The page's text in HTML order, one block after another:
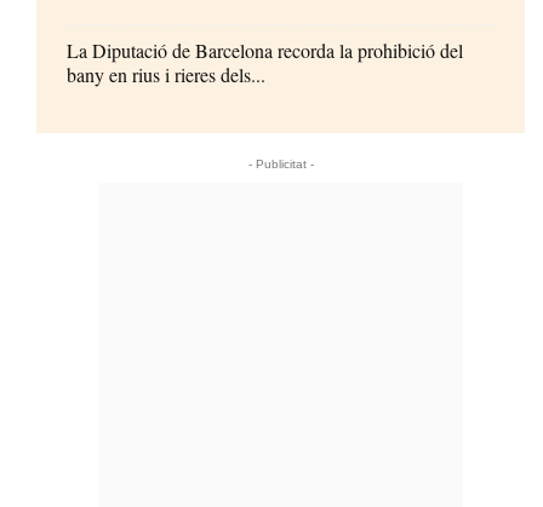
La Diputació de Barcelona recorda la prohibició del
bany en rius i rieres dels...
- Publicitat -